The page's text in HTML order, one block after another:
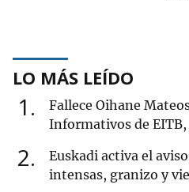
LO MÁS LEÍDO
1
Fallece Oihane
Informativos de EITB,
2
Euskadi activa el
intensas, granizo y